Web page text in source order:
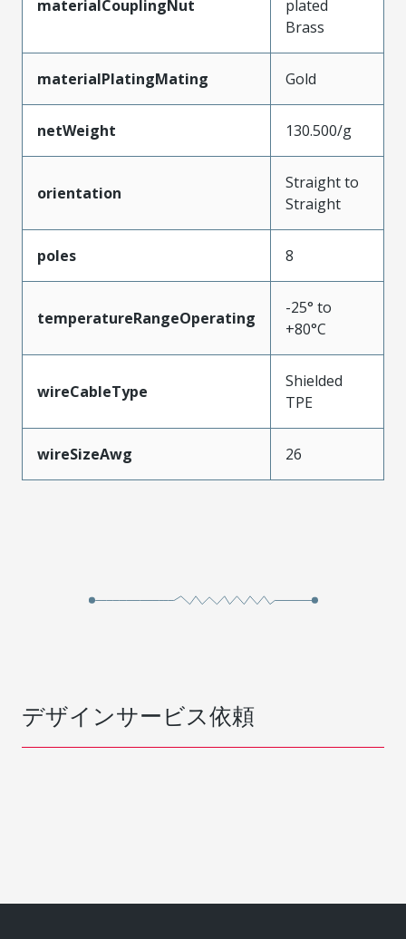
materialCouplingNut
plated
Brass
materialPlatingMating Gold
netWeight 130.500/g
orientation
Straight to
Straight
poles 8
temperatureRangeOperating
-25° to
+80°C
wireCableType
Shielded
TPE
wireSizeAwg 26
デザインサービス依頼